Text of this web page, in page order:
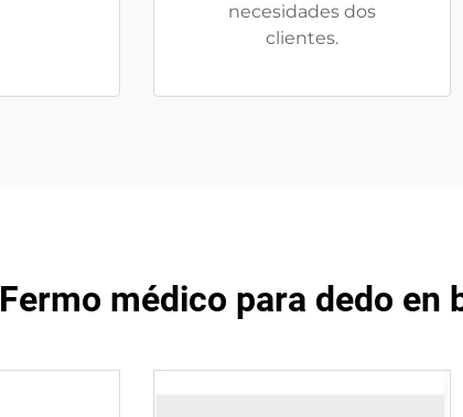
necesidades dos
clientes.
Fermo médico para dedo en